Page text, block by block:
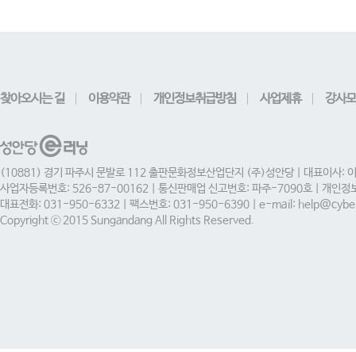
찾아오시는 길 이용약관 개인정보취급방침 사업제휴 강사
(10881) 경기 파주시 문발로 112 출판문화정보산업단지 (주)성안당 | 대표이사:
사업자등록번호: 526-87-00162 | 통신판매업 신고번호: 파주-7090호 | 개인정
대표전화: 031-950-6332 | 팩스번호: 031-950-6390 | e-mail:
Copyright ⓒ 2015 Sungandang All Rights Reserved.